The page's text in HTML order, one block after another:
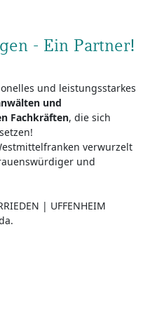
- Ein Partner!
und leistungsstarkes
und
Fachkräften, die sich
verwurzelt
und
| UFFENHEIM